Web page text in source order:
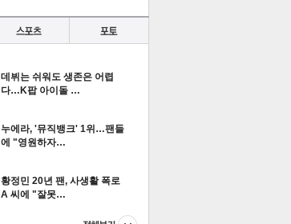
데뷔는 쉬워도 생존은 어렵
다…K팝 아이돌 …
누에라, '뮤직뱅크' 1위…팬들
에 "영원하자…
황정민 20년 팬, 사생활 폭로
A 씨에 "잘못…